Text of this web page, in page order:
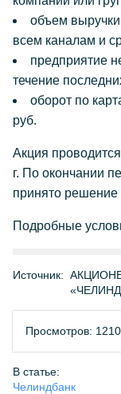
объем
всем каналам и
предприятие
течение
оборот по
руб.
Акция
г. По окончании
принято решение
Подробные
Источник:
Просмотров: 1210
В статье:
Челиндбанк